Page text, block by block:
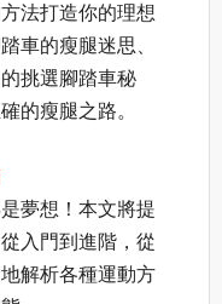
法打造你的理想
車的瘦腿迷思、
挑選腳踏車秘
的瘦腿之路。
夢想！本文將提
入門到進階，從
解析各種運動方